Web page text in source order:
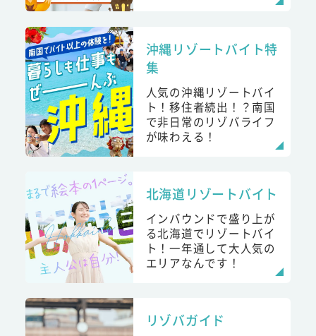
沖縄リゾートバイト特
集
人気の沖縄リゾートバイ
ト！移住者続出！？南国
で非日常のリゾバライフ
が味わえる！
北海道リゾートバイト
インバウンドで盛り上が
る北海道でリゾートバイ
ト！一年通して大人気の
エリアなんです！
リゾバガイド